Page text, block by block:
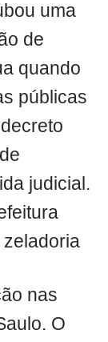
uma
de
quando
públicas
judicial.
nas
O